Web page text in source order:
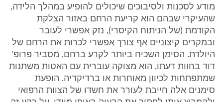
מודע לסכנות ולסיבוכים שיכולים להופיע במהלך הלידה,
שהעיקרי שבהם הוא קריעת הרחם באזור הצלקת
הקודמת (של הניתוח הקיסרי), נזק אפשרי לעובר
ובמקרים קיצוניים אף צורך אפשרי לכרות את הרחם של
היולדת. הסימן השכיח ביותר לקרע ברחם, מסביר פרופ'
דוד בחוות דעתו, הוא מצוקה עוברית עם האטות משתנות
שמתפתחות לכיוון מאוחרות או ברדיקדיה. הופעת
סימנים אלה חייבת לעורר את חשדו של הצוות הרפואי